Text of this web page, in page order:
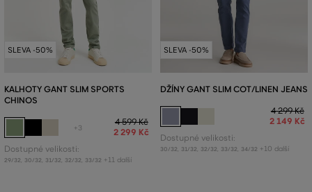
SLEVA -50%
KALHOTY GANT SLIM SPORTS
CHINOS
+3
4 599 Kč
2 299 Kč
Dostupné velikosti:
29/32 30/32 31/32 32/32 33/32 +11 další
SLEVA -50%
DŽÍNY GANT SLIM COT/LINEN JEANS
4 299 Kč
2 149 Kč
Dostupné velikosti:
30/32 31/32 32/32 33/32 34/32 +10 další